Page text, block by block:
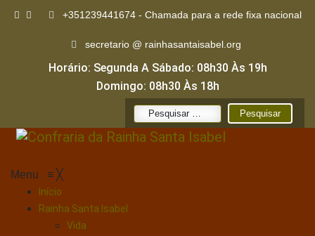
+351239441674 - Chamada para a rede fixa nacional
secretario @ rainhasantaisabel.org
Horário: Segunda A Sábado: 08h30 Às 19h
Domingo: 08h30 Às 18h
Pesquisar
Menu ≡ ╳
Início
Rainha Santa Isabel
Vida